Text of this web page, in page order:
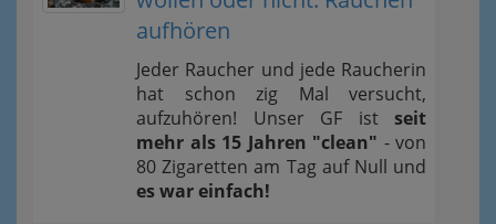
aufhören
Jeder Raucher und jede Raucherin
hat schon zig Mal versucht,
aufzuhören! Unser GF ist seit
mehr als 15 Jahren "clean" - von
80 Zigaretten am Tag auf Null und
es war einfach!